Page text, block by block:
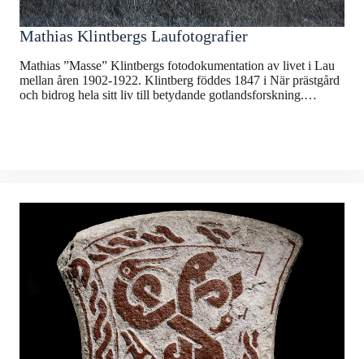
Mathias Klintbergs Laufotografier
Mathias ”Masse” Klintbergs fotodokumentation av livet i Lau
mellan åren 1902-1922. Klintberg föddes 1847 i När prästgård
och bidrog hela sitt liv till betydande gotlandsforskning.…